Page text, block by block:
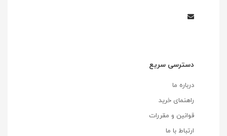
دسترسی سریع
درباره ما
راهنمای خرید
قوانین و مقررات
ارتباط با ما